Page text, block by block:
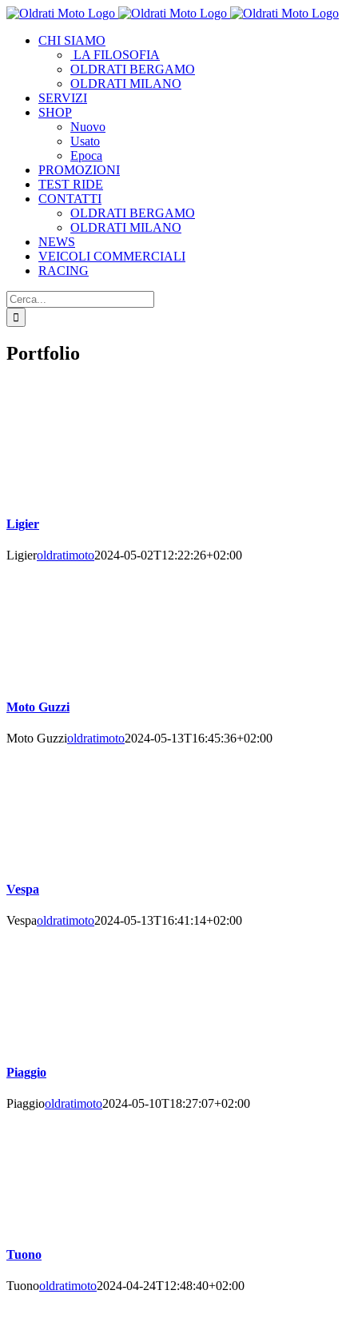
Salta
contenutoCHI SIAMO
LA FILOSOFIA
OLDRATI BERGAMO
OLDRATI MILANO
SERVIZI
SHOP
Nuovo
Usato
Epoca
PROMOZIONI
TEST RIDE
CONTATTI
OLDRATI BERGAMO
OLDRATI MILANO
NEWS
VEICOLI COMMERCIALI
RACING
Cerca
per:
Portfolio
Ligier
Ligieroldratimoto2024-05-02T12:22:26+02:00
Moto Guzzi
Moto Guzzioldratimoto2024-05-13T16:45:36+02:00
Vespa
Vespaoldratimoto2024-05-13T16:41:14+02:00
Piaggio
Piaggiooldratimoto2024-05-10T18:27:07+02:00
Tuono
Tuonooldratimoto2024-04-24T12:48:40+02:00